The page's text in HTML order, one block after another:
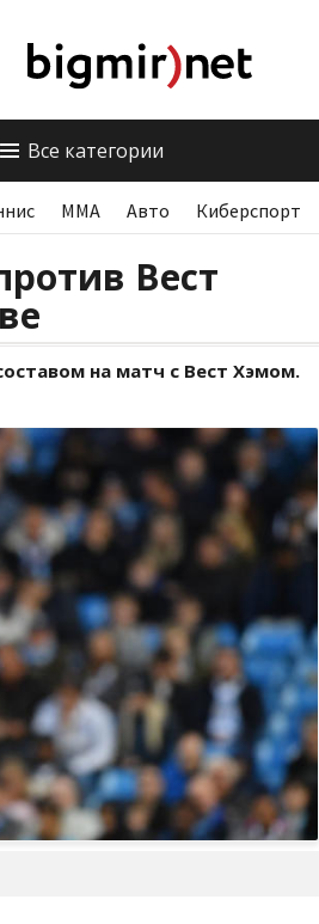
Все категории
ММА Авто Киберспорт
Вест
на матч с Вест Хэмом.